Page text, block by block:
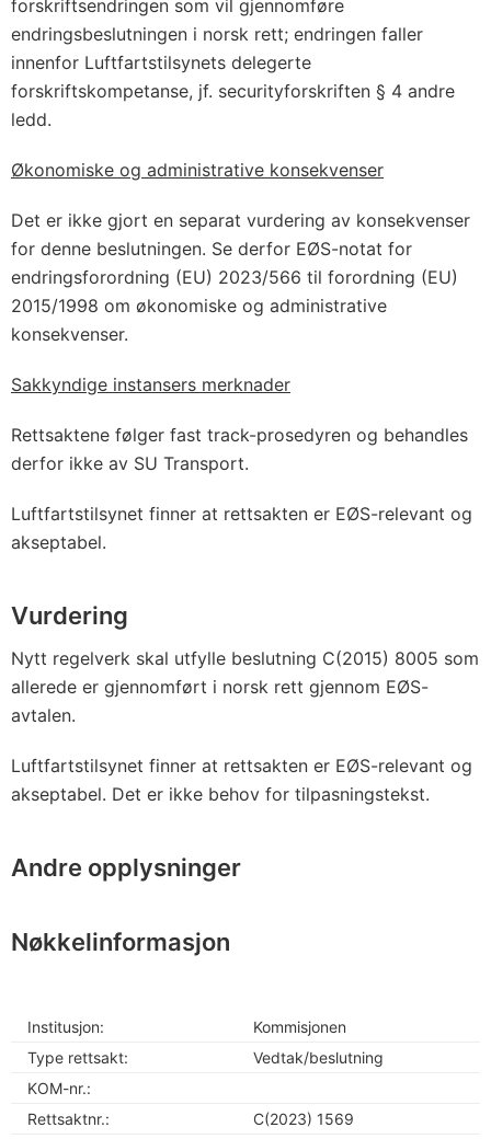
forskriftsendringen som vil gjennomføre
endringsbeslutningen i norsk rett; endringen faller
innenfor Luftfartstilsynets delegerte
forskriftskompetanse, jf. securityforskriften § 4 andre
ledd.
Økonomiske og administrative konsekvenser
Det er ikke gjort en separat vurdering av konsekvenser
for denne beslutningen. Se derfor EØS-notat for
endringsforordning (EU) 2023/566 til forordning (EU)
2015/1998 om økonomiske og administrative
konsekvenser.
Sakkyndige instansers merknader
Rettsaktene følger fast track-prosedyren og behandles
derfor ikke av SU Transport.
Luftfartstilsynet finner at rettsakten er EØS-relevant og
akseptabel.
Vurdering
Nytt regelverk skal utfylle beslutning C(2015) 8005 som
allerede er gjennomført i norsk rett gjennom EØS-
avtalen.
Luftfartstilsynet finner at rettsakten er EØS-relevant og
akseptabel. Det er ikke behov for tilpasningstekst.
Andre opplysninger
Nøkkelinformasjon
Institusjon:
Kommisjonen
Type rettsakt:
Vedtak/beslutning
KOM-nr.:
Rettsaktnr.:
C(2023) 1569